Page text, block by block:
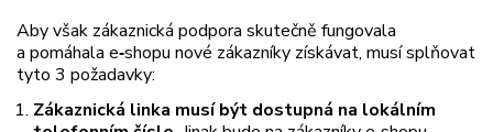
Aby však zákaznická podpora skutečně fungovala
a pomáhala e‑shopu nové zákazníky získávat, musí splňovat
tyto 3 požadavky:
Zákaznická linka musí být dostupná na lokálním